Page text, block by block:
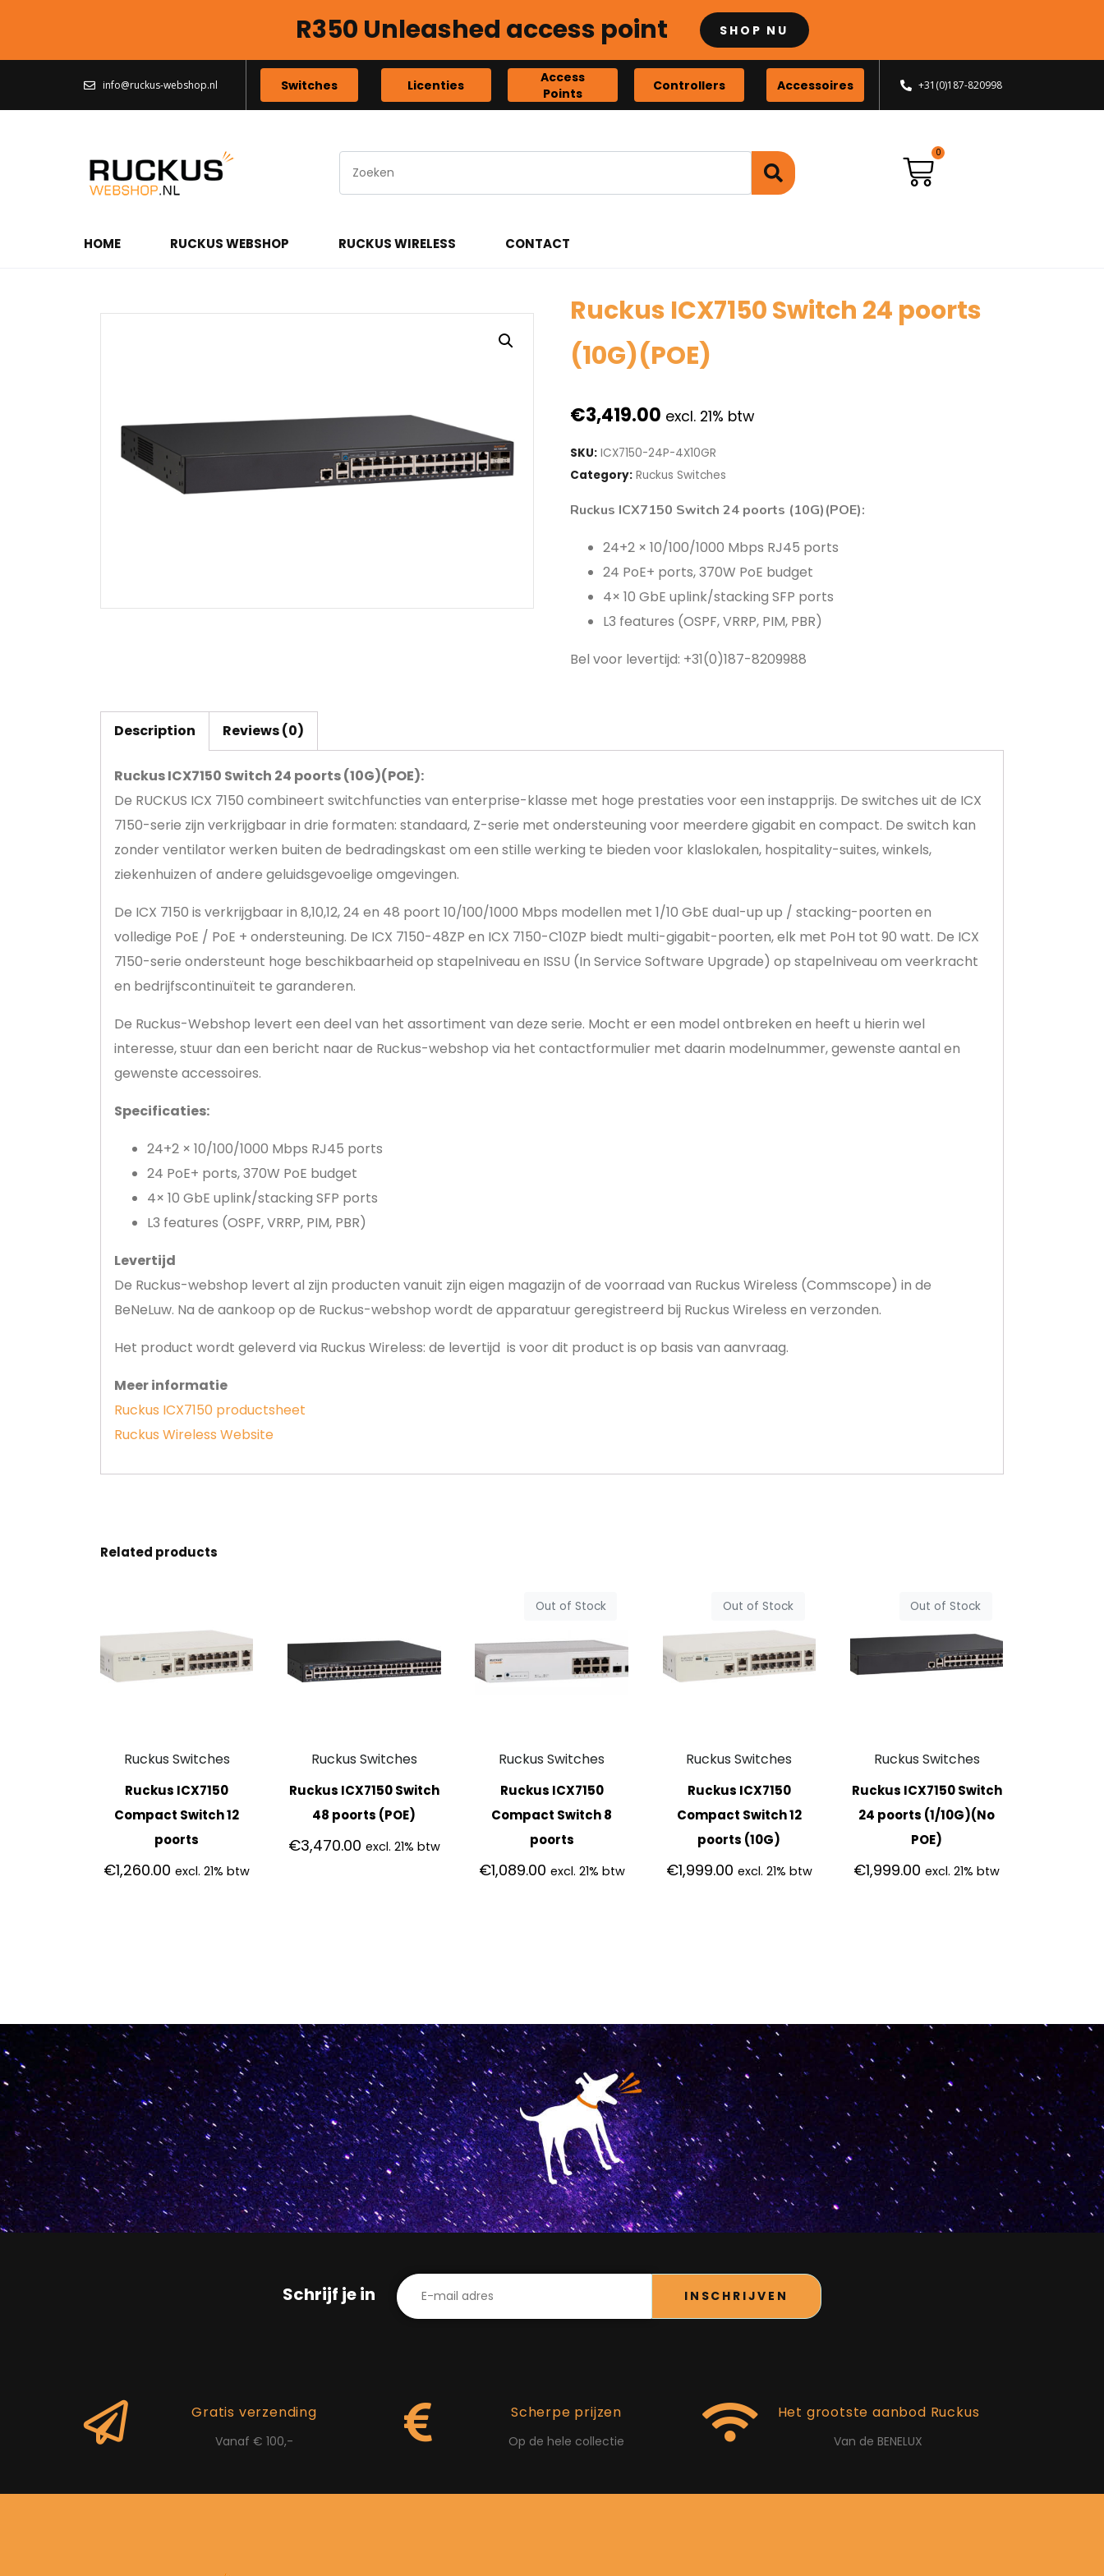
R350 Unleashed access point SHOP NU
info@ruckus-webshop.nl Switches Licenties
Access
Points
Controllers Accessoires +31(0)187-820998
HOME RUCKUS WEBSHOP RUCKUS WIRELESS CONTACT
Ruckus ICX7150 Switch 24 poorts
(10G)(POE)
€3,419.00 excl. 21% btw
SKU: ICX7150-24P-4X10GR
Category: Ruckus Switches
Ruckus ICX7150 Switch 24 poorts (10G)(POE):
24+2 × 10/100/1000 Mbps RJ45 ports
24 PoE+ ports, 370W PoE budget
4× 10 GbE uplink/stacking SFP ports
L3 features (OSPF, VRRP, PIM, PBR)
Bel voor levertijd: +31(0)187-8209988
Description Reviews (0)
Ruckus ICX7150 Switch 24 poorts (10G)(POE):
De RUCKUS ICX 7150 combineert switchfuncties van enterprise-klasse met hoge prestaties voor een instapprijs. De switches uit de ICX
7150-serie zijn verkrijgbaar in drie formaten: standaard, Z-serie met ondersteuning voor meerdere gigabit en compact. De switch kan
zonder ventilator werken buiten de bedradingskast om een stille werking te bieden voor klaslokalen, hospitality-suites, winkels,
ziekenhuizen of andere geluidsgevoelige omgevingen.
De ICX 7150 is verkrijgbaar in 8,10,12, 24 en 48 poort 10/100/1000 Mbps modellen met 1/10 GbE dual-up up / stacking-poorten en
volledige PoE / PoE + ondersteuning. De ICX 7150-48ZP en ICX 7150-C10ZP biedt multi-gigabit-poorten, elk met PoH tot 90 watt. De ICX
7150-serie ondersteunt hoge beschikbaarheid op stapelniveau en ISSU (In Service Software Upgrade) op stapelniveau om veerkracht
en bedrijfscontinuïteit te garanderen.
De Ruckus-Webshop levert een deel van het assortiment van deze serie. Mocht er een model ontbreken en heeft u hierin wel
interesse, stuur dan een bericht naar de Ruckus-webshop via het contactformulier met daarin modelnummer, gewenste aantal en
gewenste accessoires.
Specificaties:
24+2 × 10/100/1000 Mbps RJ45 ports
24 PoE+ ports, 370W PoE budget
4× 10 GbE uplink/stacking SFP ports
L3 features (OSPF, VRRP, PIM, PBR)
Levertijd
De Ruckus-webshop levert al zijn producten vanuit zijn eigen magazijn of de voorraad van Ruckus Wireless (Commscope) in de
BeNeLuw. Na de aankoop op de Ruckus-webshop wordt de apparatuur geregistreerd bij Ruckus Wireless en verzonden.
Het product wordt geleverd via Ruckus Wireless: de levertijd is voor dit product is op basis van aanvraag.
Meer informatie
Ruckus ICX7150 productsheet
Ruckus Wireless Website
Related products
Ruckus Switches
Ruckus ICX7150
Compact Switch 12
poorts
€1,260.00 excl. 21% btw
Ruckus Switches
Ruckus ICX7150 Switch
48 poorts (POE)
€3,470.00 excl. 21% btw
Out of Stock
Ruckus Switches
Ruckus ICX7150
Compact Switch 8
poorts
€1,089.00 excl. 21% btw
Out of Stock
Ruckus Switches
Ruckus ICX7150
Compact Switch 12
poorts (10G)
€1,999.00 excl. 21% btw
Out of Stock
Ruckus Switches
Ruckus ICX7150 Switch
24 poorts (1/10G)(No
POE)
€1,999.00 excl. 21% btw
Schrijf je in INSCHRIJVEN
Gratis verzending
Vanaf € 100,-
Scherpe prijzen
Op de hele collectie
Het grootste aanbod Ruckus
Van de BENELUX